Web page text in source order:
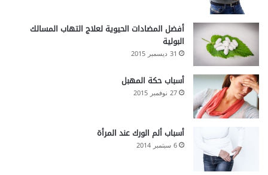
أفضل المضادات الحيوية لعلاج التهاب المسالك
البولية
31 ديسمبر 2015
أسباب حكة المهبل
27 نوفمبر 2015
أسباب ألم الورك عند المرأة
6 سبتمبر 2014